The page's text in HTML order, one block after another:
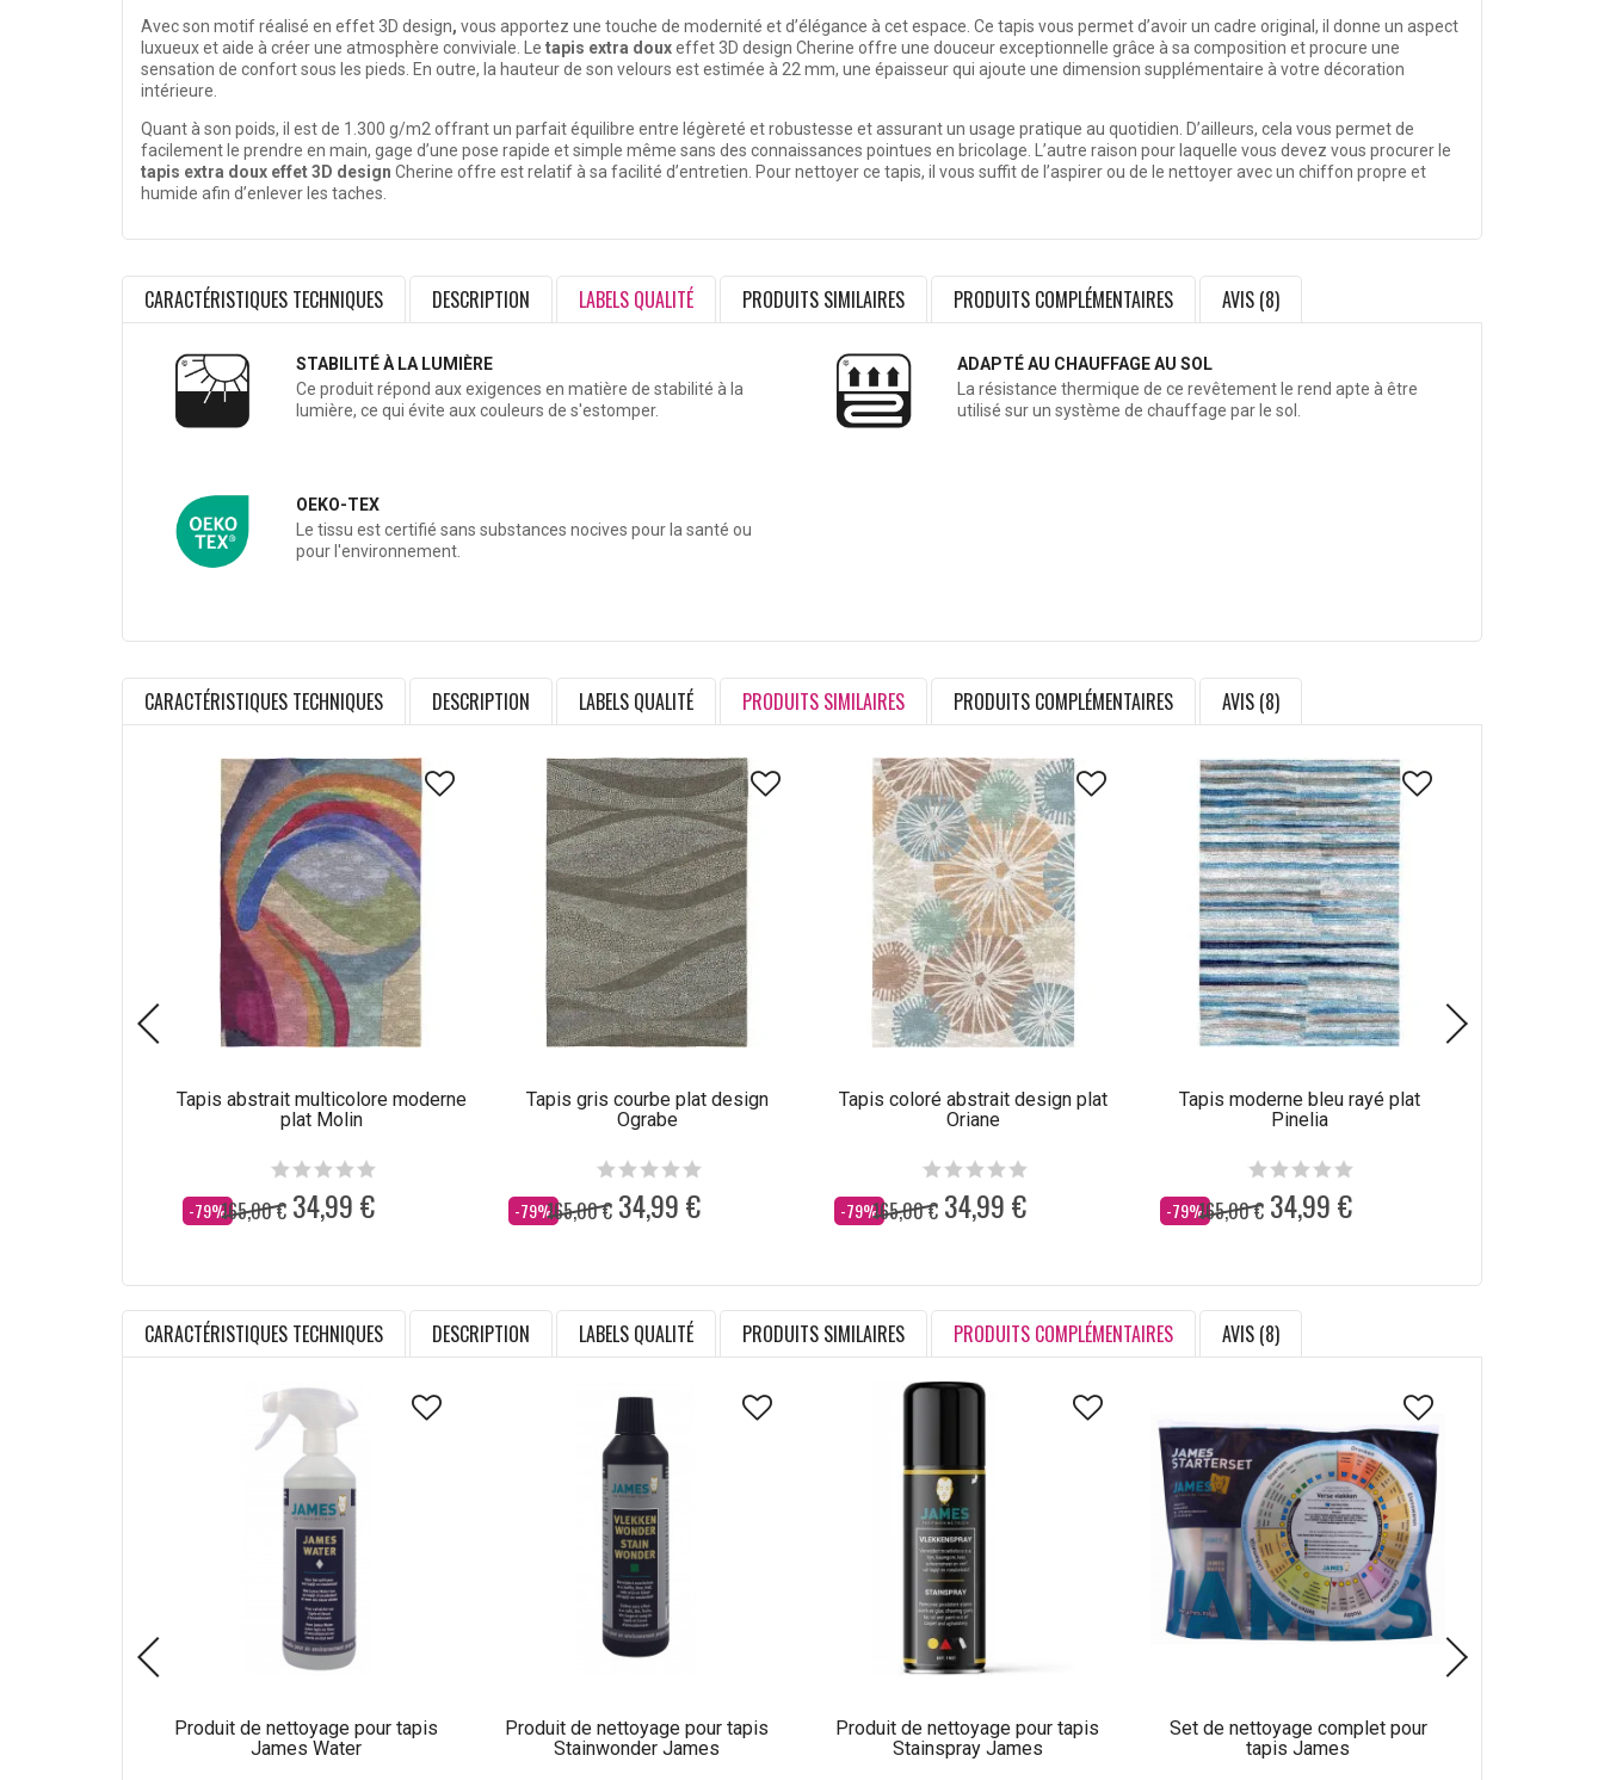
Avec son motif réalisé en effet 3D design, vous apportez une touche de modernité et d’élégance à cet espace. Ce tapis vous permet d’avoir un cadre original, il donne un aspect
luxueux et aide à créer une atmosphère conviviale. Le tapis extra douxeffet 3D design Cherine offre une douceur exceptionnelle grâce à sa composition et procure une
sensation de confort sous les pieds. En outre, la hauteur de son velours est estimée à 22 mm, une épaisseur qui ajoute une dimension supplémentaire à votre décoration
intérieure.
Quant à son poids, il est de 1.300 g/m2 offrant un parfait équilibre entre légèreté et robustesse et assurant un usage pratique au quotidien. D’ailleurs, cela vous permet de
facilement le prendre en main, gage d’une pose rapide et simple même sans des connaissances pointues en bricolage. L’autre raison pour laquelle vous devez vous procurer le
tapis extra doux effet 3D design Cherine offre est relatif à sa facilité d’entretien. Pour nettoyer ce tapis, il vous suffit de l’aspirer ou de le nettoyer avec un chiffon propre et
humide afin d’enlever les taches.
CARACTÉRISTIQUES TECHNIQUES DESCRIPTION LABELS QUALITÉ PRODUITS SIMILAIRES PRODUITS COMPLÉMENTAIRES AVIS (8)
STABILITÉ À LA LUMIÈRE
Ce produit répond aux exigences en matière de stabilité à la
lumière, ce qui évite aux couleurs de s'estomper.
ADAPTÉ AU CHAUFFAGE AU SOL
La résistance thermique de ce revêtement le rend apte à être
utilisé sur un système de chauffage par le sol.
OEKO-TEX
Le tissu est certifié sans substances nocives pour la santé ou
pour l'environnement.
CARACTÉRISTIQUES TECHNIQUES DESCRIPTION LABELS QUALITÉ PRODUITS SIMILAIRES PRODUITS COMPLÉMENTAIRES AVIS (8)
Tapis abstrait multicolore moderne
plat Molin
-79%
Dès 165,00 € 34,99 €
Tapis gris courbe plat design
Ograbe
-79%
Dès 165,00 € 34,99 €
Tapis coloré abstrait design plat
Oriane
-79%
Dès 165,00 € 34,99 €
Tapis moderne bleu rayé plat
Pinelia
-79%
Dès 165,00 € 34,99 €
CARACTÉRISTIQUES TECHNIQUES DESCRIPTION LABELS QUALITÉ PRODUITS SIMILAIRES PRODUITS COMPLÉMENTAIRES AVIS (8)
Produit de nettoyage pour tapis
James Water
Produit de nettoyage pour tapis
Stainwonder James
Produit de nettoyage pour tapis
Stainspray James
Set de nettoyage complet pour
tapis James